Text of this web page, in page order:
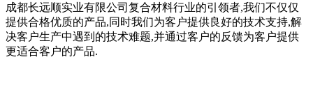
成都长远顺实业有限公司复合材料行业的引领者,我们不仅仅
提供合格优质的产品,同时我们为客户提供良好的技术支持,解
决客户生产中遇到的技术难题,并通过客户的反馈为客户提供
更适合客户的产品.